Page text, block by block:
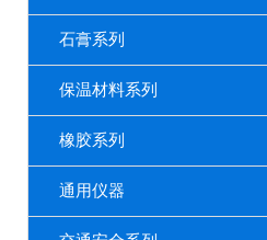
石膏系列
保温材料系列
橡胶系列
通用仪器